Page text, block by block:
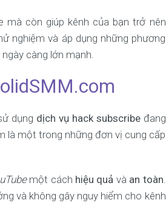
mà còn giúp kênh của bạn trở nên
nghiệm và áp dụng những phương
càng lớn mạnh.
dụng dịch vụ hack subscribeđang
là một trong những đơn vị cung cấp
một cách hiệu quả và an toàn.
và không gây nguy hiểm cho kênh